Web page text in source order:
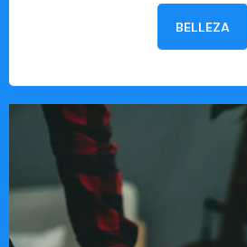
BELLEZA